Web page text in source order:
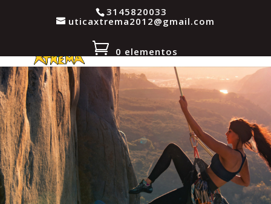
3145820033
uticaxtrema2012@gmail.com
0 elementos